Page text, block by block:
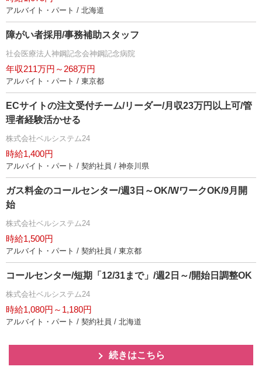
アルバイト・パート / 北海道
障がい者採用/事務補助スタッフ
社会医療法人神鋼記念会神鋼記念病院
年収211万円～268万円
アルバイト・パート / 東京都
ECサイトの注文受付チーム/リーダー/月収23万円以上可/管
理者経験活かせる
株式会社ベルシステム24
時給1,400円
アルバイト・パート / 契約社員 / 神奈川県
ガス料金のコールセンター/週3日～OK/WワークOK/9月開
始
株式会社ベルシステム24
時給1,500円
アルバイト・パート / 契約社員 / 東京都
コールセンター/短期「12/31まで」/週2日～/開始日調整OK
株式会社ベルシステム24
時給1,080円～1,180円
アルバイト・パート / 契約社員 / 北海道
続きはこちら